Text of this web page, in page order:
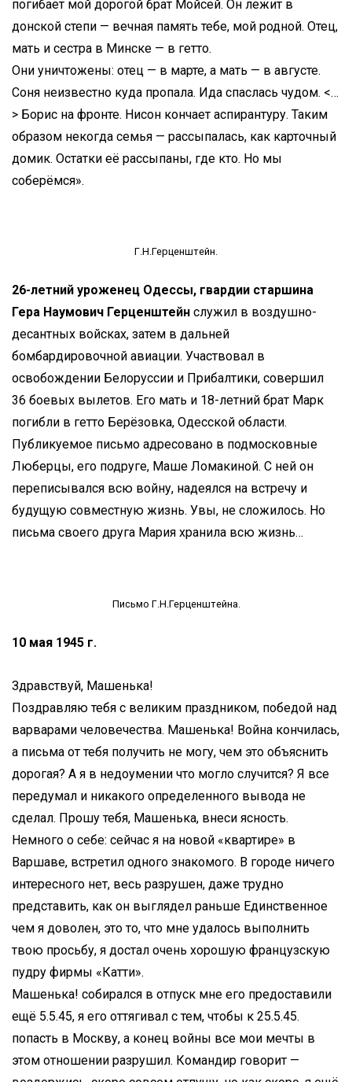
погибает мой дорогой брат Мойсей. Он лежит в
донской степи — вечная память тебе, мой родной. Отец,
мать и сестра в Минске — в гетто.
Они уничтожены: отец — в марте, а мать — в августе.
Соня неизвестно куда пропала. Ида спаслась чудом. <…
> Борис на фронте. Нисон кончает аспирантуру. Таким
образом некогда семья — рассыпалась, как карточный
домик. Остатки её рассыпаны, где кто. Но мы
соберёмся».
Г.Н.Герценштейн.
26-летний уроженец Одессы, гвардии старшина
Гера Наумович Герценштейн служил в воздушно-
десантных войсках, затем в дальней
бомбардировочной авиации. Участвовал в
освобождении Белоруссии и Прибалтики, совершил
36 боевых вылетов. Его мать и 18-летний брат Марк
погибли в гетто Берёзовка, Одесской области.
Публикуемое письмо адресовано в подмосковные
Люберцы, его подруге, Маше Ломакиной. С ней он
переписывался всю войну, надеялся на встречу и
будущую совместную жизнь. Увы, не сложилось. Но
письма своего друга Мария хранила всю жизнь…
Письмо Г.Н.Герценштейна.
10 мая 1945 г.
Здравствуй, Машенька!
Поздравляю тебя с великим праздником, победой над
варварами человечества. Машенька! Война кончилась,
а письма от тебя получить не могу, чем это объяснить
дорогая? А я в недоумении что могло случится? Я все
передумал и никакого определенного вывода не
сделал. Прошу тебя, Машенька, внеси ясность.
Немного о себе: сейчас я на новой «квартире» в
Варшаве, встретил одного знакомого. В городе ничего
интересного нет, весь разрушен, даже трудно
представить, как он выглядел раньше Единственное
чем я доволен, это то, что мне удалось выполнить
твою просьбу, я достал очень хорошую французскую
пудру фирмы «Катти».
Машенька! собирался в отпуск мне его предоставили
ещё 5.5.45, я его оттягивал с тем, чтобы к 25.5.45.
попасть в Москву, а конец войны все мои мечты в
этом отношении разрушил. Командир говорит —